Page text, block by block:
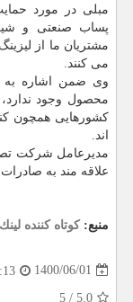
مبلی در مورد
پساب صنعتی و
مشتریان ما از
می کنند.
وی ضمن اشاره به
محصول وجود
کشورهایی همچون
اند.
مدیرعامل شرکت
علاقه مند به
منبع: كوتاه كننده لینك
1400/06/01
5.0
/
5